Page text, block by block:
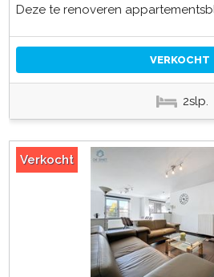
Deze te renoveren
VERKOCHT
2slp.
Verkocht